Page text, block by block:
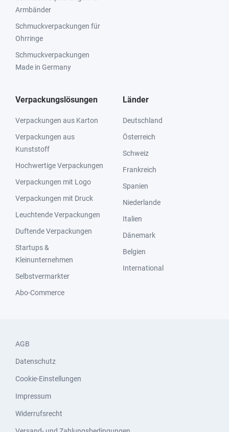
Armbänder
Schmuckverpackungen für
Ohrringe
Schmuckverpackungen
Made in Germany
Verpackungslösungen
Verpackungen aus Karton
Verpackungen aus
Kunststoff
Hochwertige Verpackungen
Verpackungen mit Logo
Verpackungen mit Druck
Leuchtende Verpackungen
Duftende Verpackungen
Startups &
Kleinunternehmen
Selbstvermarkter
Abo-Commerce
Länder
Deutschland
Österreich
Schweiz
Frankreich
Spanien
Niederlande
Italien
Dänemark
Belgien
International
AGB
Datenschutz
Cookie-Einstellungen
Impressum
Widerrufsrecht